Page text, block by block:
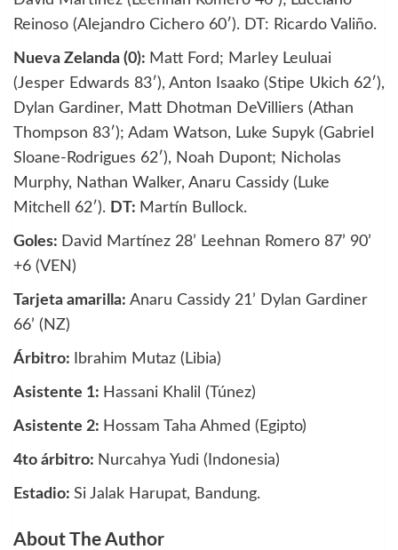
Reinoso (Alejandro Cichero 60′). DT: Ricardo Valiño.
Nueva Zelanda (0): Matt Ford; Marley Leuluai
(Jesper Edwards 83′), Anton Isaako (Stipe Ukich 62′),
Dylan Gardiner, Matt Dhotman DeVilliers (Athan
Thompson 83′); Adam Watson, Luke Supyk (Gabriel
Sloane-Rodrigues 62′), Noah Dupont; Nicholas
Murphy, Nathan Walker, Anaru Cassidy (Luke
Mitchell 62′). DT: Martín Bullock.
Goles: David Martínez 28’ Leehnan Romero 87’ 90’
+6 (VEN)
Tarjeta amarilla: Anaru Cassidy 21’ Dylan Gardiner
66’ (NZ)
Árbitro: Ibrahim Mutaz (Libia)
Asistente 1: Hassani Khalil (Túnez)
Asistente 2: Hossam Taha Ahmed (Egipto)
4to árbitro: Nurcahya Yudi (Indonesia)
Estadio: Si Jalak Harupat, Bandung.
About The Author